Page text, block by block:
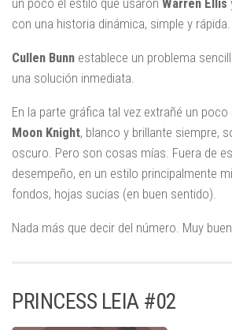
un poco el estilo que usaron Warren Ellis
con una historia dinámica, simple y rápida.
Cullen Bunn establece un problema
una solución inmediata.
En la parte gráfica tal vez extrañé un
Moon Knight, blanco y brillante siempre,
oscuro. Pero son cosas mías. Fuera de
desempeño, en un estilo principalmente
fondos, hojas sucias (en buen sentido).
Nada más que decir del número. Muy
PRINCESS LEIA #02